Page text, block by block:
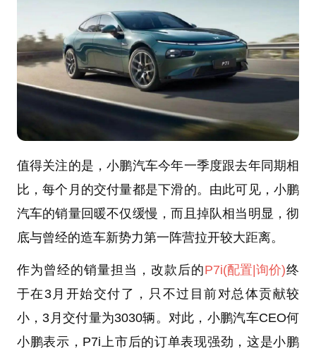
值得关注的是，小鹏汽车今年一季度跟去年同期相
比，每个月的交付量都是下滑的。由此可见，小鹏
汽车的销量回暖不仅缓慢，而且掉队相当明显，彻
底与曾经的造车新势力第一阵营拉开较大距离。
作为曾经的销量担当，改款后的P7i(配置 |询价)终
于在3月开始交付了，只不过目前对总体贡献较
小，3月交付量为3030辆。对此，小鹏汽车CEO何
小鹏表示，P7i上市后的订单表现强劲，这是小鹏